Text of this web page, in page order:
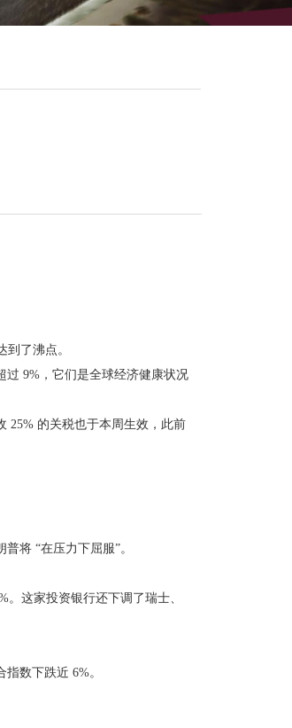
了沸点。
9%，它们是全球经济健康状况
的关税也于本周生效，此前
将 “在压力下屈服”。
这家投资银行还下调了瑞士、
数下跌近 6%。